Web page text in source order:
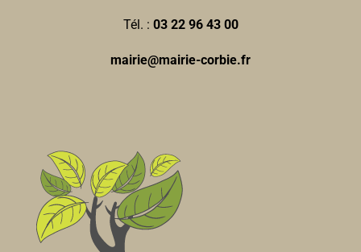
Tél. : 03 22 96 43 00
mairie@mairie-corbie.fr